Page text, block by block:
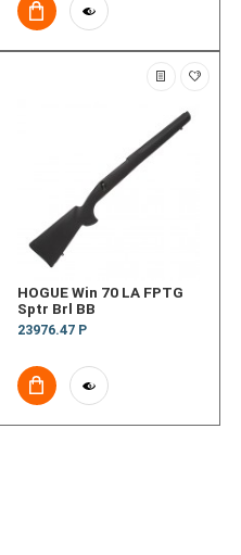
HOGUE Win 70 LA FPTG
Sptr Brl BB
23976.47 Р